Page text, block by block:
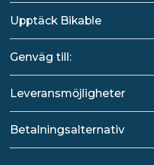
Upptäck Bikable
Genväg till:
Leveransmöjligheter
Betalningsalternativ